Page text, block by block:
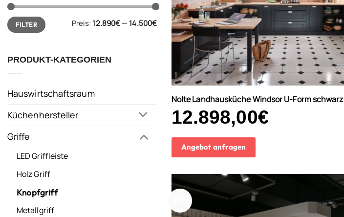
Min.
Preis
Max.
PreisFILTER Preis: 12.890€— 14.500€
PRODUKT-KATEGORIEN
Hauswirtschaftsraum
Küchenhersteller
Griffe
LED Griffleiste
Holz Griff
Knopfgriff
Metallgriff
Nolte Landhausküche Windsor U-Form schwarz
12.898,00€
Angebot anfragen